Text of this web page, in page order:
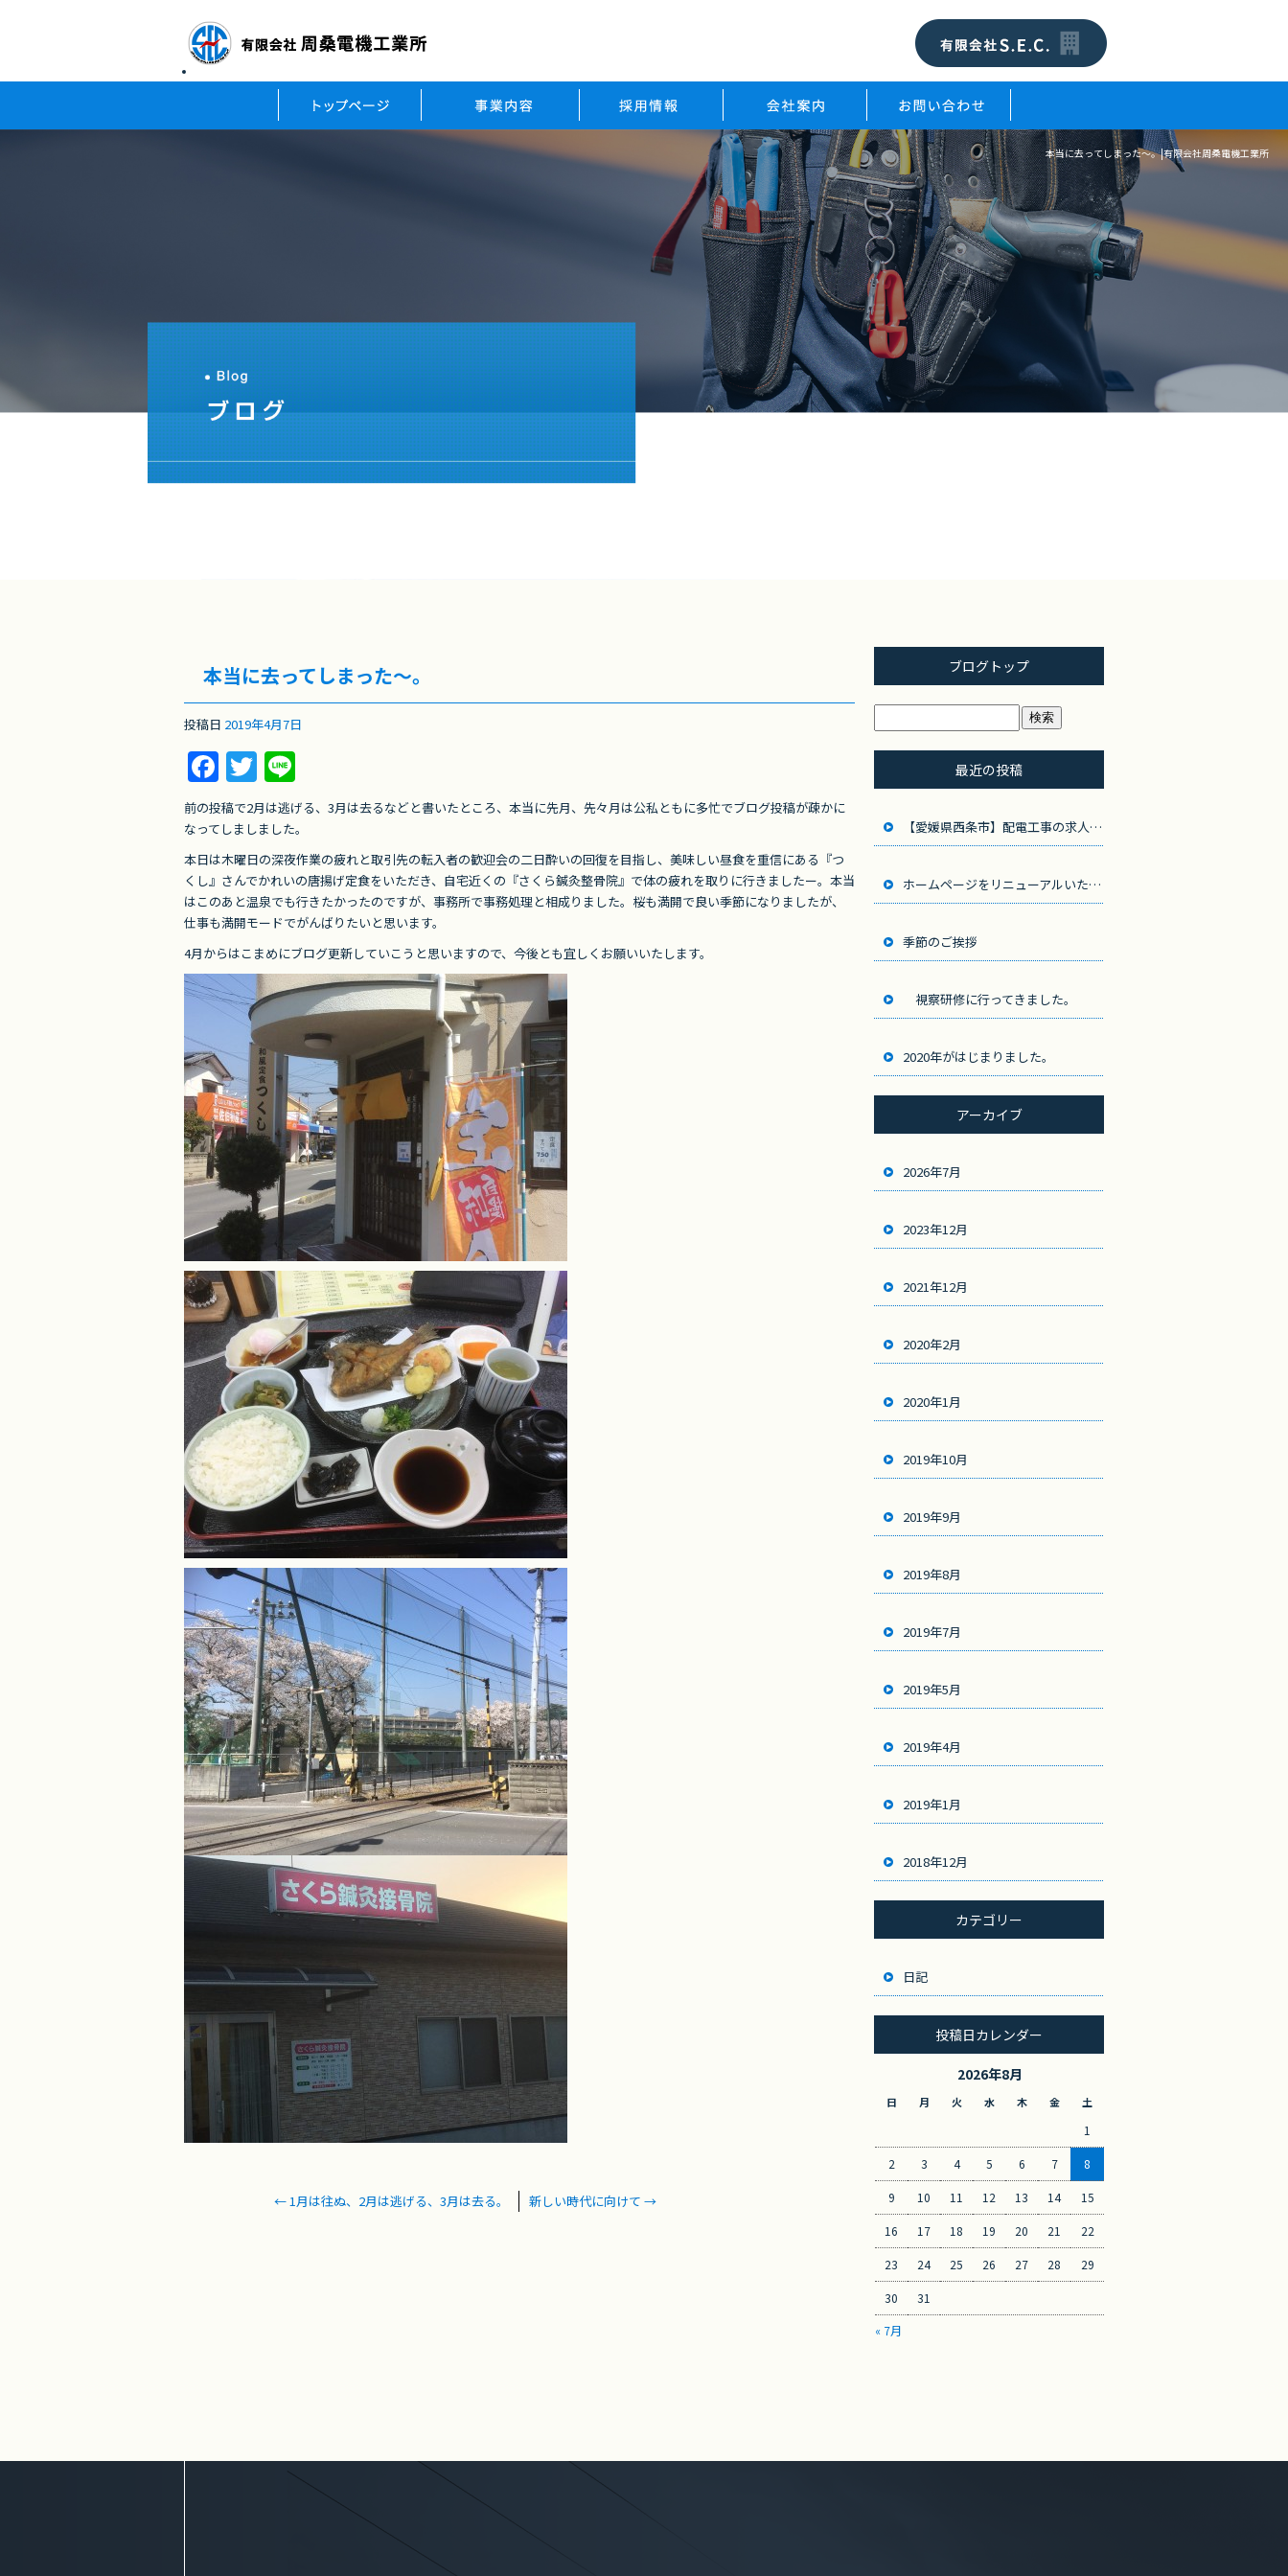
本当に去ってしまった～。|有限会社周桑電機工業所
本当に去ってしまった～。
投稿日 2019年4月7日
F
a
c
e
b
o
o
k
T
w
itt
er
n
e
前の投稿で2月は逃げる、3月は去るなどと書いたところ、本当に先月、先々月は公私ともに多忙でブログ投稿が疎かに
なってしましました。
本日は木曜日の深夜作業の疲れと取引先の転入者の歓迎会の二日酔いの回復を目指し、美味しい昼食を重信にある『つ
くし』さんでかれいの唐揚げ定食をいただき、自宅近くの『さくら鍼灸整骨院』で体の疲れを取りに行きましたー。本当
はこのあと温泉でも行きたかったのですが、事務所で事務処理と相成りました。桜も満開で良い季節になりましたが、
仕事も満開モードでがんばりたいと思います。
4月からはこまめにブログ更新していこうと思いますので、今後とも宜しくお願いいたします。
←1月は往ぬ、2月は逃げる、3月は去る。 新しい時代に向けて →
ブログトップ
最近の投稿
【愛媛県西条市】配電工事の求人募集！地域のインフラを支えるやりがいのある仕事
ホームページをリニューアルいたしました。
季節のご挨拶
視察研修に行ってきました。
2020年がはじまりました。
アーカイブ
2026年7月
2023年12月
2021年12月
2020年2月
2020年1月
2019年10月
2019年9月
2019年8月
2019年7月
2019年5月
2019年4月
2019年1月
2018年12月
カテゴリー
日記
投稿日カレンダー
2026年8月
日 月 火 水 木 金 土
« 7月
1
2 3 4 5 6 7 8
9 10 11 12 13 14 15
16 17 18 19 20 21 22
23 24 25 26 27 28 29
30 31